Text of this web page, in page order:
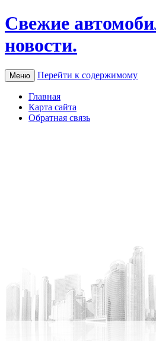
Свежие
новости.
Меню Перейти к содержимому
Главная
Карта сайта
Обратная связь